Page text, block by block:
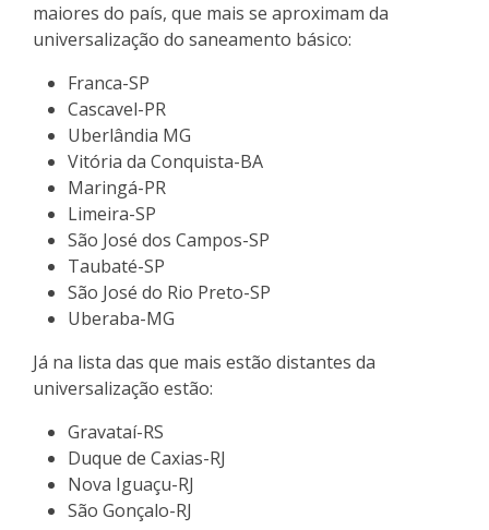
maiores do país, que mais se aproximam da
universalização do saneamento básico:
Franca-SP
Cascavel-PR
Uberlândia MG
Vitória da Conquista-BA
Maringá-PR
Limeira-SP
São José dos Campos-SP
Taubaté-SP
São José do Rio Preto-SP
Uberaba-MG
Já na lista das que mais estão distantes da
universalização estão:
Gravataí-RS
Duque de Caxias-RJ
Nova Iguaçu-RJ
São Gonçalo-RJ